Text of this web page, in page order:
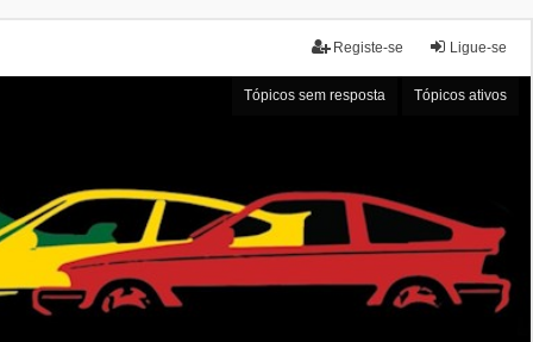
Ligue-se
Registe-se
Tópicos sem resposta Tópicos ativos